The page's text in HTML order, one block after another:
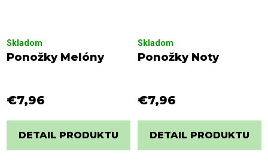
Ponožky Melóny
Skladom
€7,96
DETAIL PRODUKTU
Ponožky Noty
Skladom
€7,96
DETAIL PRODUKTU